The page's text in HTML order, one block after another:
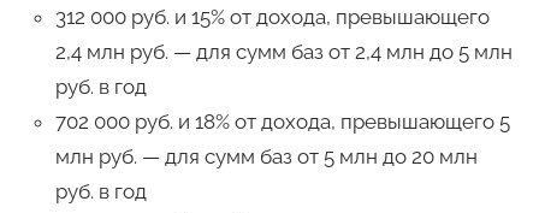
312 000 руб. и 15% от дохода, превышающего
2,4 млн руб. — для сумм баз от 2,4 млн до 5 млн
руб. в год
702 000 руб. и 18% от дохода, превышающего 5
млн руб. — для сумм баз от 5 млн до 20 млн
руб. в год